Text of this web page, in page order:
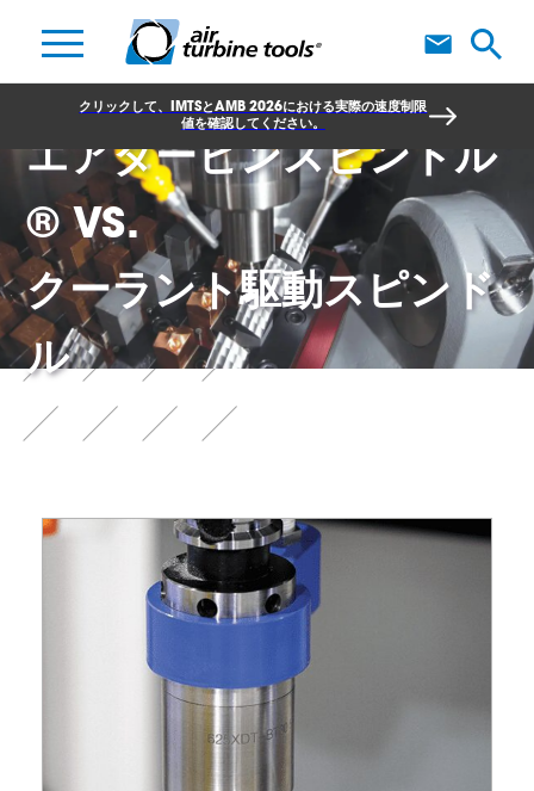
クリックして、IMTSとAMB 2026における実際の速度制限
値を確認してください。
エアタービンスピンドル
® VS.
クーラント駆動スピンド
ル